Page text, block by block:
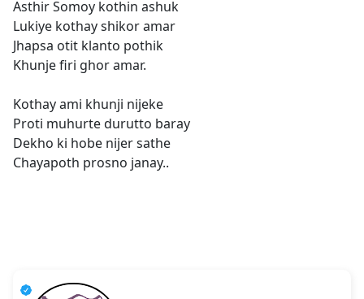
Asthir Somoy kothin ashuk
Lukiye kothay shikor amar
Jhapsa otit klanto pothik
Khunje firi ghor amar.
Kothay ami khunji nijeke
Proti muhurte durutto baray
Dekho ki hobe nijer sathe
Chayapoth prosno janay..